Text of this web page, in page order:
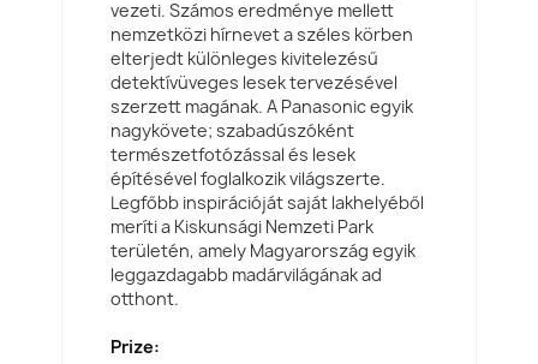
vezeti. Számos eredménye mellett
nemzetközi hírnevet a széles körben
elterjedt különleges kivitelezésű
detektívüveges lesek tervezésével
szerzett magának. A Panasonic egyik
nagykövete; szabadúszóként
természetfotózással és lesek
építésével foglalkozik világszerte.
Legfőbb inspirációját saját lakhelyéből
meríti a Kiskunsági Nemzeti Park
területén, amely Magyarország egyik
leggazdagabb madárvilágának ad
otthont.
Prize: